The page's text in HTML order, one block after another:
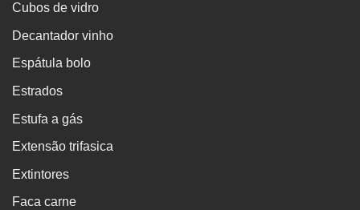
Cubos de vidro
Decantador vinho
Espátula bolo
Estrados
Estufa a gás
Extensão trifasica
Extintores
Faca carne